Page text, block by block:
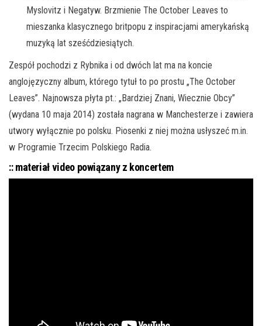
Myslovitz i Negatyw. Brzmienie The October Leaves to
mieszanka klasycznego britpopu z inspiracjami amerykańską
muzyką lat sześćdziesiątych.
Zespół pochodzi z Rybnika i od dwóch lat ma na koncie
anglojęzyczny album, którego tytuł to po prostu „The October
Leaves”. Najnowsza płyta pt.: „Bardziej Znani, Wiecznie Obcy”
(wydana 10 maja 2014) została nagrana w Manchesterze i zawiera
utwory wyłącznie po polsku. Piosenki z niej można usłyszeć m.in.
w Programie Trzecim Polskiego Radia.
:: materiał video powiązany z koncertem